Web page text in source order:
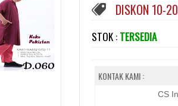
DISKON 10-
STOK : TERSEDIA
KONTAK KAMI :
CS